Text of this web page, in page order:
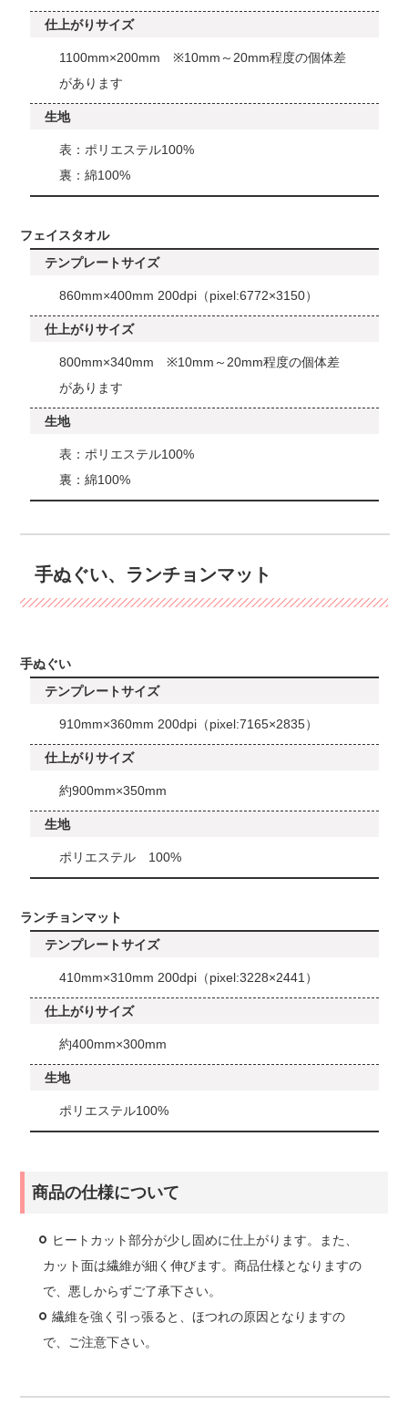
仕上がりサイズ
1100mm×200mm ※10mm～20mm程度の個体差
があります
生地
表：ポリエステル100%
裏：綿100%
フェイスタオル
テンプレートサイズ
860mm×400mm 200dpi（pixel:6772×3150）
仕上がりサイズ
800mm×340mm ※10mm～20mm程度の個体差
があります
生地
表：ポリエステル100%
裏：綿100%
手ぬぐい、ランチョンマット
手ぬぐい
テンプレートサイズ
910mm×360mm 200dpi（pixel:7165×2835）
仕上がりサイズ
約900mm×350mm
生地
ポリエステル 100%
ランチョンマット
テンプレートサイズ
410mm×310mm 200dpi（pixel:3228×2441）
仕上がりサイズ
約400mm×300mm
生地
ポリエステル100%
商品の仕様について
ヒートカット部分が少し固めに仕上がります。また、
カット面は繊維が細く伸びます。商品仕様となりますの
で、悪しからずご了承下さい。
繊維を強く引っ張ると、ほつれの原因となりますの
で、ご注意下さい。